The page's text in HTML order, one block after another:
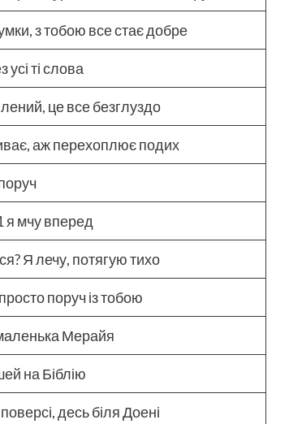
з тобою все стає добре
ті слова
це все безглуздо
аж перехоплює подих
я мчу вперед
Я лечу, потягую тихо
поруч із тобою
Мерайя
на Біблію
десь біля Доені